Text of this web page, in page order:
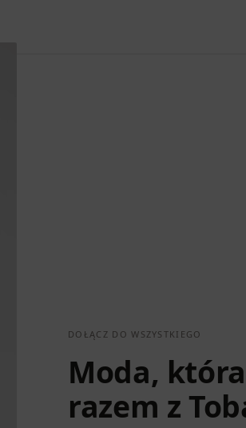
DOŁĄCZ DO WSZYSTKIEGO
Moda,
razem z